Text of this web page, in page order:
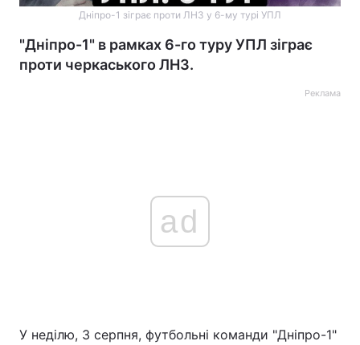
Головна Війна
Дніпро-1 зіграє проти ЛНЗ у 6-му турі УПЛ
"Дніпро-1" в рамках 6-го туру УПЛ зіграє
проти черкаського ЛНЗ.
Реклама
ad
У неділю, 3 серпня, футбольні команди "Дніпро-1"